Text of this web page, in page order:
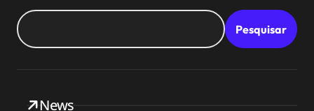
i
n
Pesquisar
News